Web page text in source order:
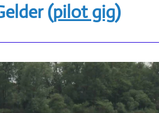
(pilot gig)